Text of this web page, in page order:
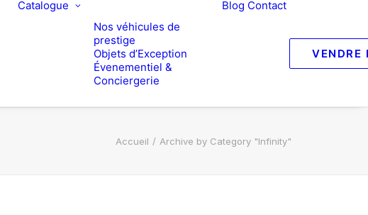
Catalogue
Nos véhicules de
prestige
Objets d’Exception
Évenementiel &
Conciergerie
Blog Contact
VENDRE
Accueil Archive by Category "Infinity"